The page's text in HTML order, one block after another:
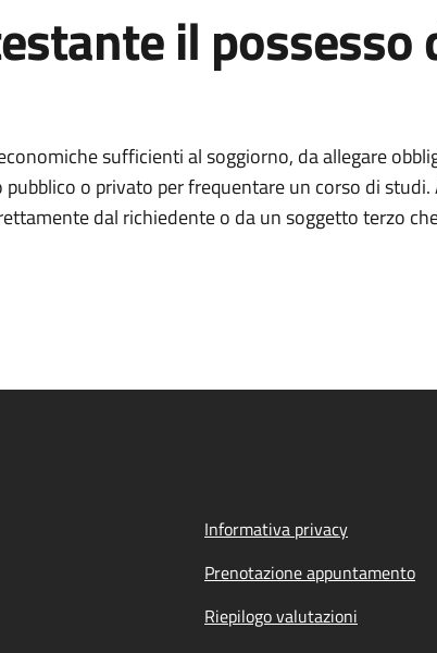
il possesso
sufficienti al soggiorno, da allegare
o privato per frequentare un corso di
dal richiedente o da un soggetto terzo
Informativa privacy
Prenotazione appuntamento
Riepilogo valutazioni